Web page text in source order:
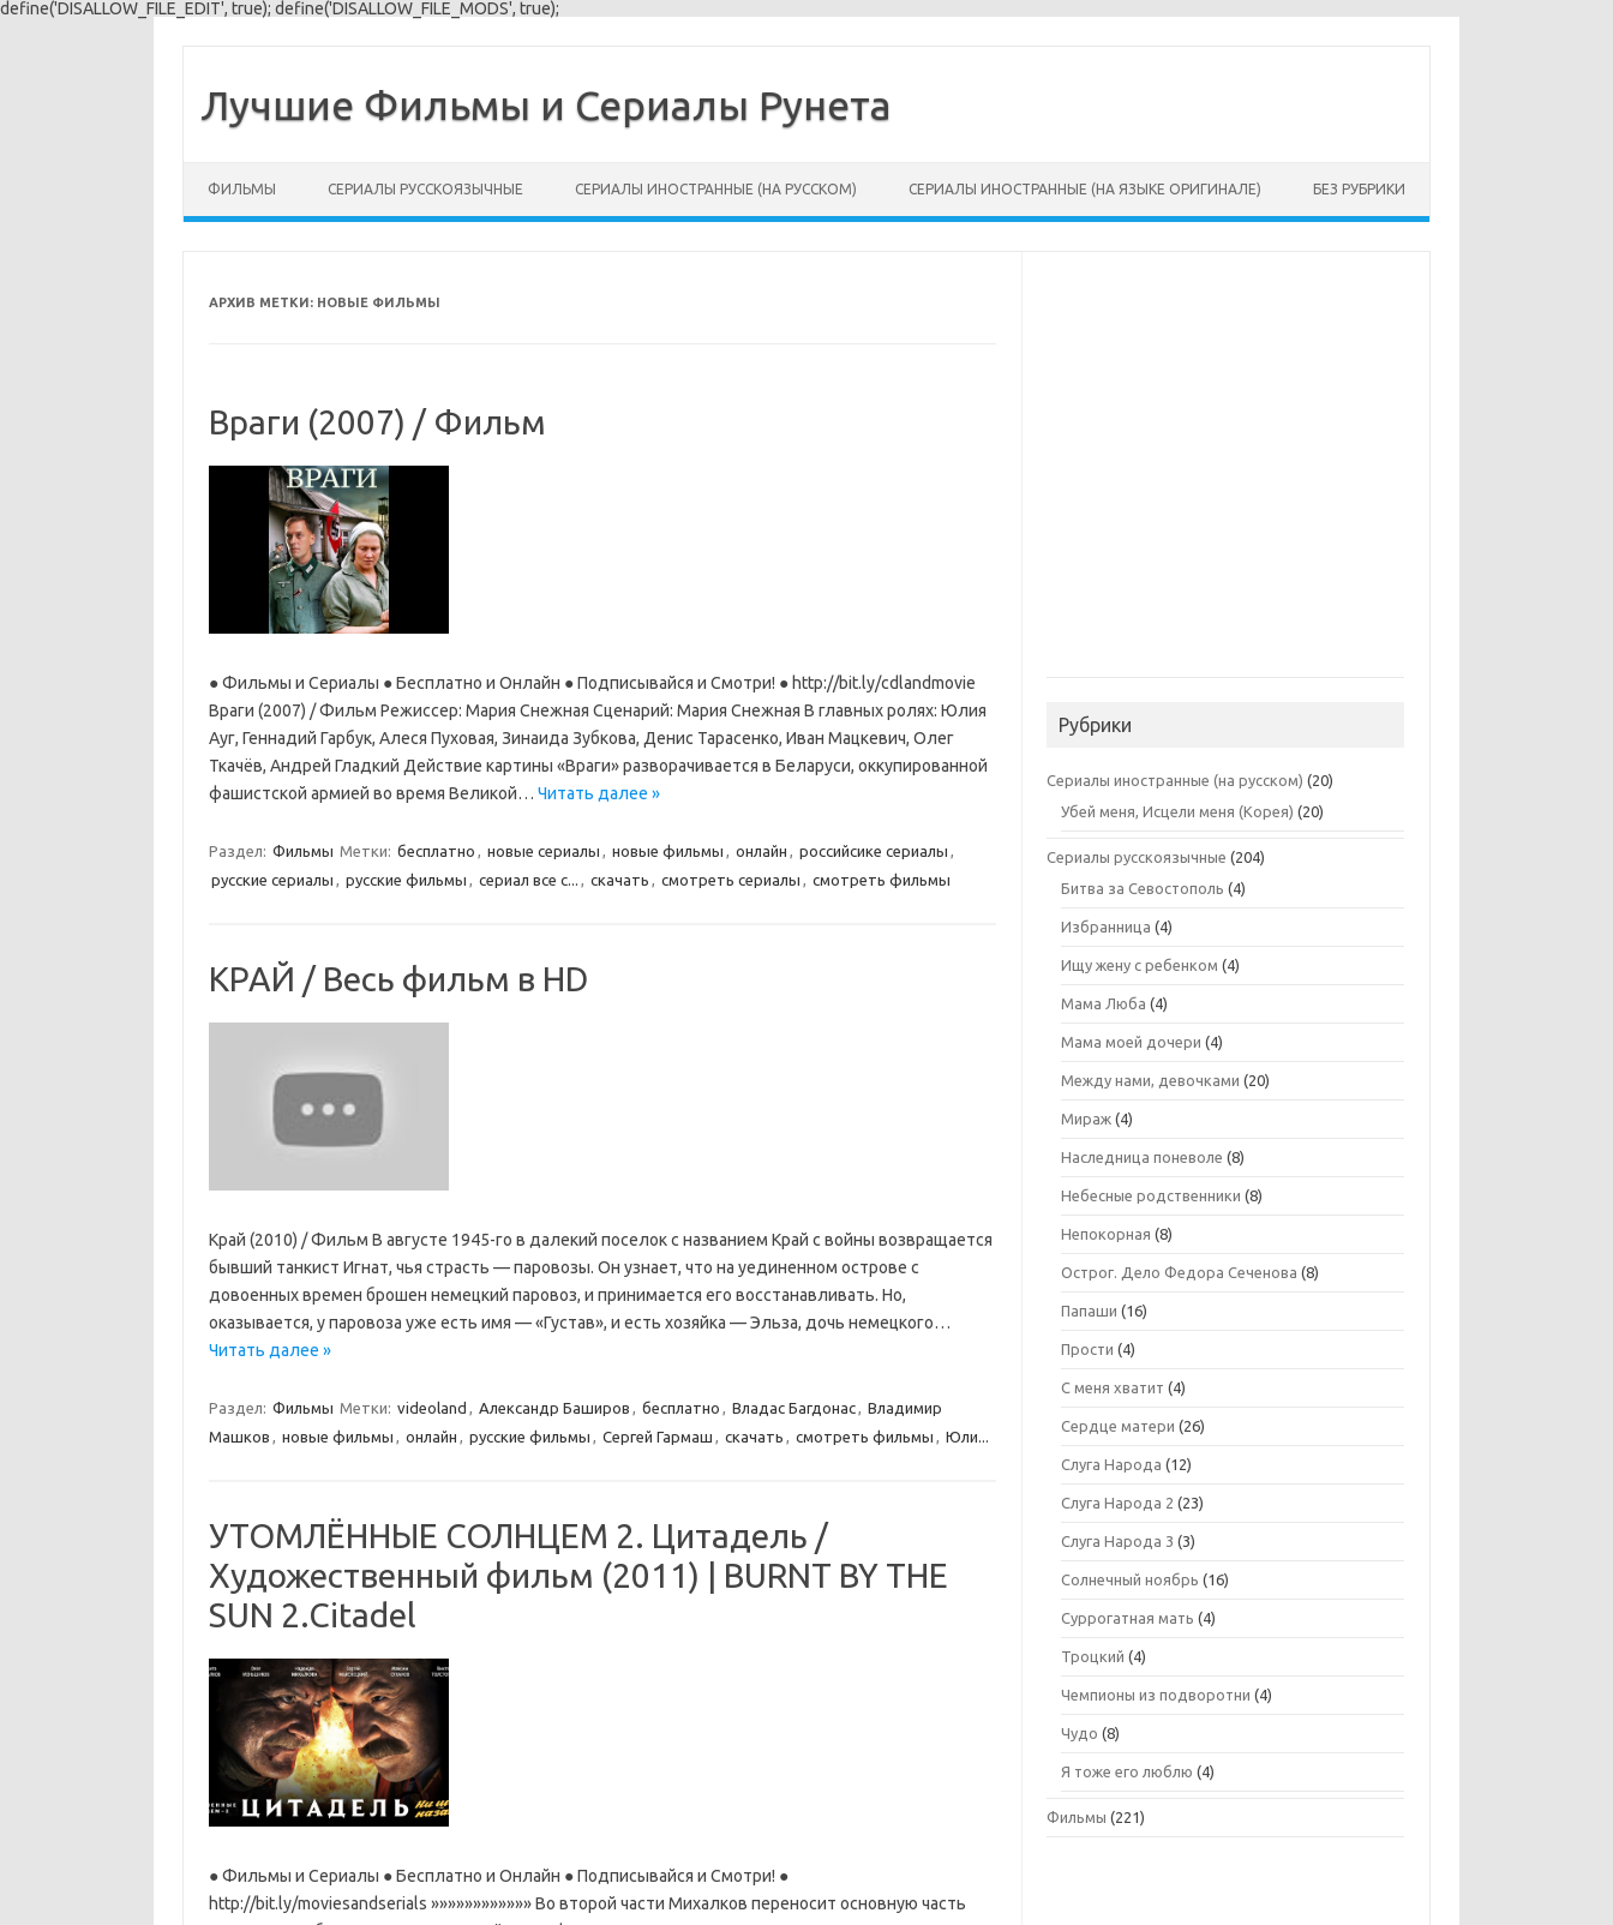
define('DISALLOW_FILE_EDIT', true); define('DISALLOW_FILE_MODS', true);
Лучшие Фильмы и Сериалы Рунета
ФИЛЬМЫ СЕРИАЛЫ РУССКОЯЗЫЧНЫЕ СЕРИАЛЫ ИНОСТРАННЫЕ (НА РУССКОМ) СЕРИАЛЫ ИНОСТРАННЫЕ (НА ЯЗЫКЕ ОРИГИНАЛЕ) БЕЗ РУБРИКИ
АРХИВ МЕТКИ: НОВЫЕ ФИЛЬМЫ
Враги (2007) / Фильм
● Фильмы и Сериалы ● Бесплатно и Онлайн ● Подписывайся и Смотри! ● http://bit.ly/cdlandmovie
Враги (2007) / Фильм Режиссер: Мария Снежная Сценарий: Мария Снежная В главных ролях: Юлия
Ауг, Геннадий Гарбук, Алеся Пуховая, Зинаида Зубкова, Денис Тарасенко, Иван Мацкевич, Олег
Ткачёв, Андрей Гладкий Действие картины «Враги» разворачивается в Беларуси, оккупированной
фашистской армией во время Великой… Читать далее »
Раздел: Фильмы Метки: бесплатно , новые сериалы , новые фильмы , онлайн , российсике сериалы ,
русские сериалы , русские фильмы , сериал все с... , скачать , смотреть сериалы , смотреть фильмы
КРАЙ / Весь фильм в HD
Край (2010) / Фильм В августе 1945-го в далекий поселок с названием Край с войны возвращается
бывший танкист Игнат, чья страсть — паровозы. Он узнает, что на уединенном острове с
довоенных времен брошен немецкий паровоз, и принимается его восстанавливать. Но,
оказывается, у паровоза уже есть имя — «Густав», и есть хозяйка — Эльза, дочь немецкого…
Читать далее »
Раздел: Фильмы Метки: videoland , Александр Баширов , бесплатно , Владас Багдонас, Владимир
Машков , новые фильмы , онлайн , русские фильмы , Сергей Гармаш , скачать , смотреть фильмы , Юли...
УТОМЛЁННЫЕ СОЛНЦЕМ 2. Цитадель /
Художественный фильм (2011) | BURNT BY THE
SUN 2.Citadel
● Фильмы и Сериалы ● Бесплатно и Онлайн ● Подписывайся и Смотри! ●
http://bit.ly/moviesandserials »»»»»»»»»»»» Во второй части Михалков переносит основную часть
Рубрики
Сериалы иностранные (на русском) (20)
Убей меня, Исцели меня (Корея) (20)
Сериалы русскоязычные (204)
Битва за Севостополь (4)
Избранница (4)
Ищу жену с ребенком (4)
Мама Люба (4)
Мама моей дочери (4)
Между нами, девочками (20)
Мираж (4)
Наследница поневоле (8)
Небесные родственники (8)
Непокорная (8)
Острог. Дело Федора Сеченова (8)
Папаши (16)
Прости (4)
С меня хватит (4)
Сердце матери (26)
Слуга Народа (12)
Слуга Народа 2 (23)
Слуга Народа 3 (3)
Солнечный ноябрь (16)
Суррогатная мать (4)
Троцкий (4)
Чемпионы из подворотни (4)
Чудо (8)
Я тоже его люблю (4)
Фильмы (221)